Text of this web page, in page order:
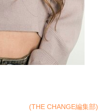
(THE CHANGE編集部)